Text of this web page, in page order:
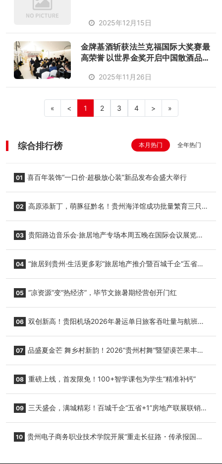
2025年12月15日
金牌基酒斩获法兰克福国际大奖赛最
高荣誉 以世界金奖开启中国散酒品质
2025年11月26日
« < 1 2 3 4 > »
综合排行榜 本月热门 全年热门
01 喜百年装饰“一口价·超极放心装”新品发布会盛大举行
02 高原添新丁，萌豚征黔名！贵州海洋馆成功批量繁育三只
03 贵阳路边音乐会·旅居地产专场本周五晚在国际会议展览中
04 “旅居到贵州·生活更多彩”旅居地产推介暨百城千企“五省
05 “凉资源”变“热经济”，毕节文旅暑期经营创开门红
06 双创新高！贵阳机场2026年暑运单日旅客吞吐量与航班起
07 品盛夏金芒 舞乡村新韵！2026“贵州村舞”暨望谟芒果丰收
08 重磅上线，首发限免！100+智学课包为学生“精准补钙”
09 三天盛会，满城精彩！百城千企“五省+1”房地产联展联销活
10 贵州电子商务职业技术学院开展“重走长征路・传承报国